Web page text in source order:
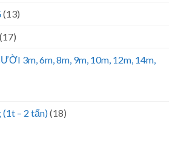
(13)
(17)
3m, 6m, 8m, 9m, 10m, 12m, 14m,
(1t – 2 tấn)(18)